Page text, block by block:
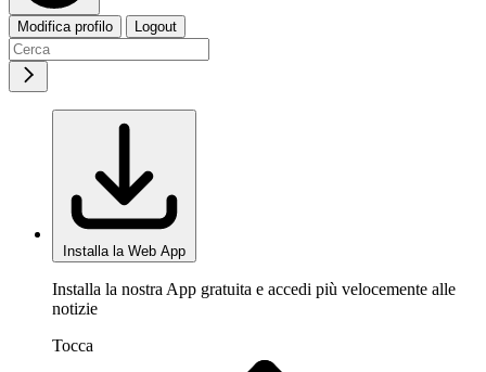
Modifica profilo Logout
Installa la Web App
Installa la nostra App gratuita e accedi più velocemente alle
notizie
Tocca